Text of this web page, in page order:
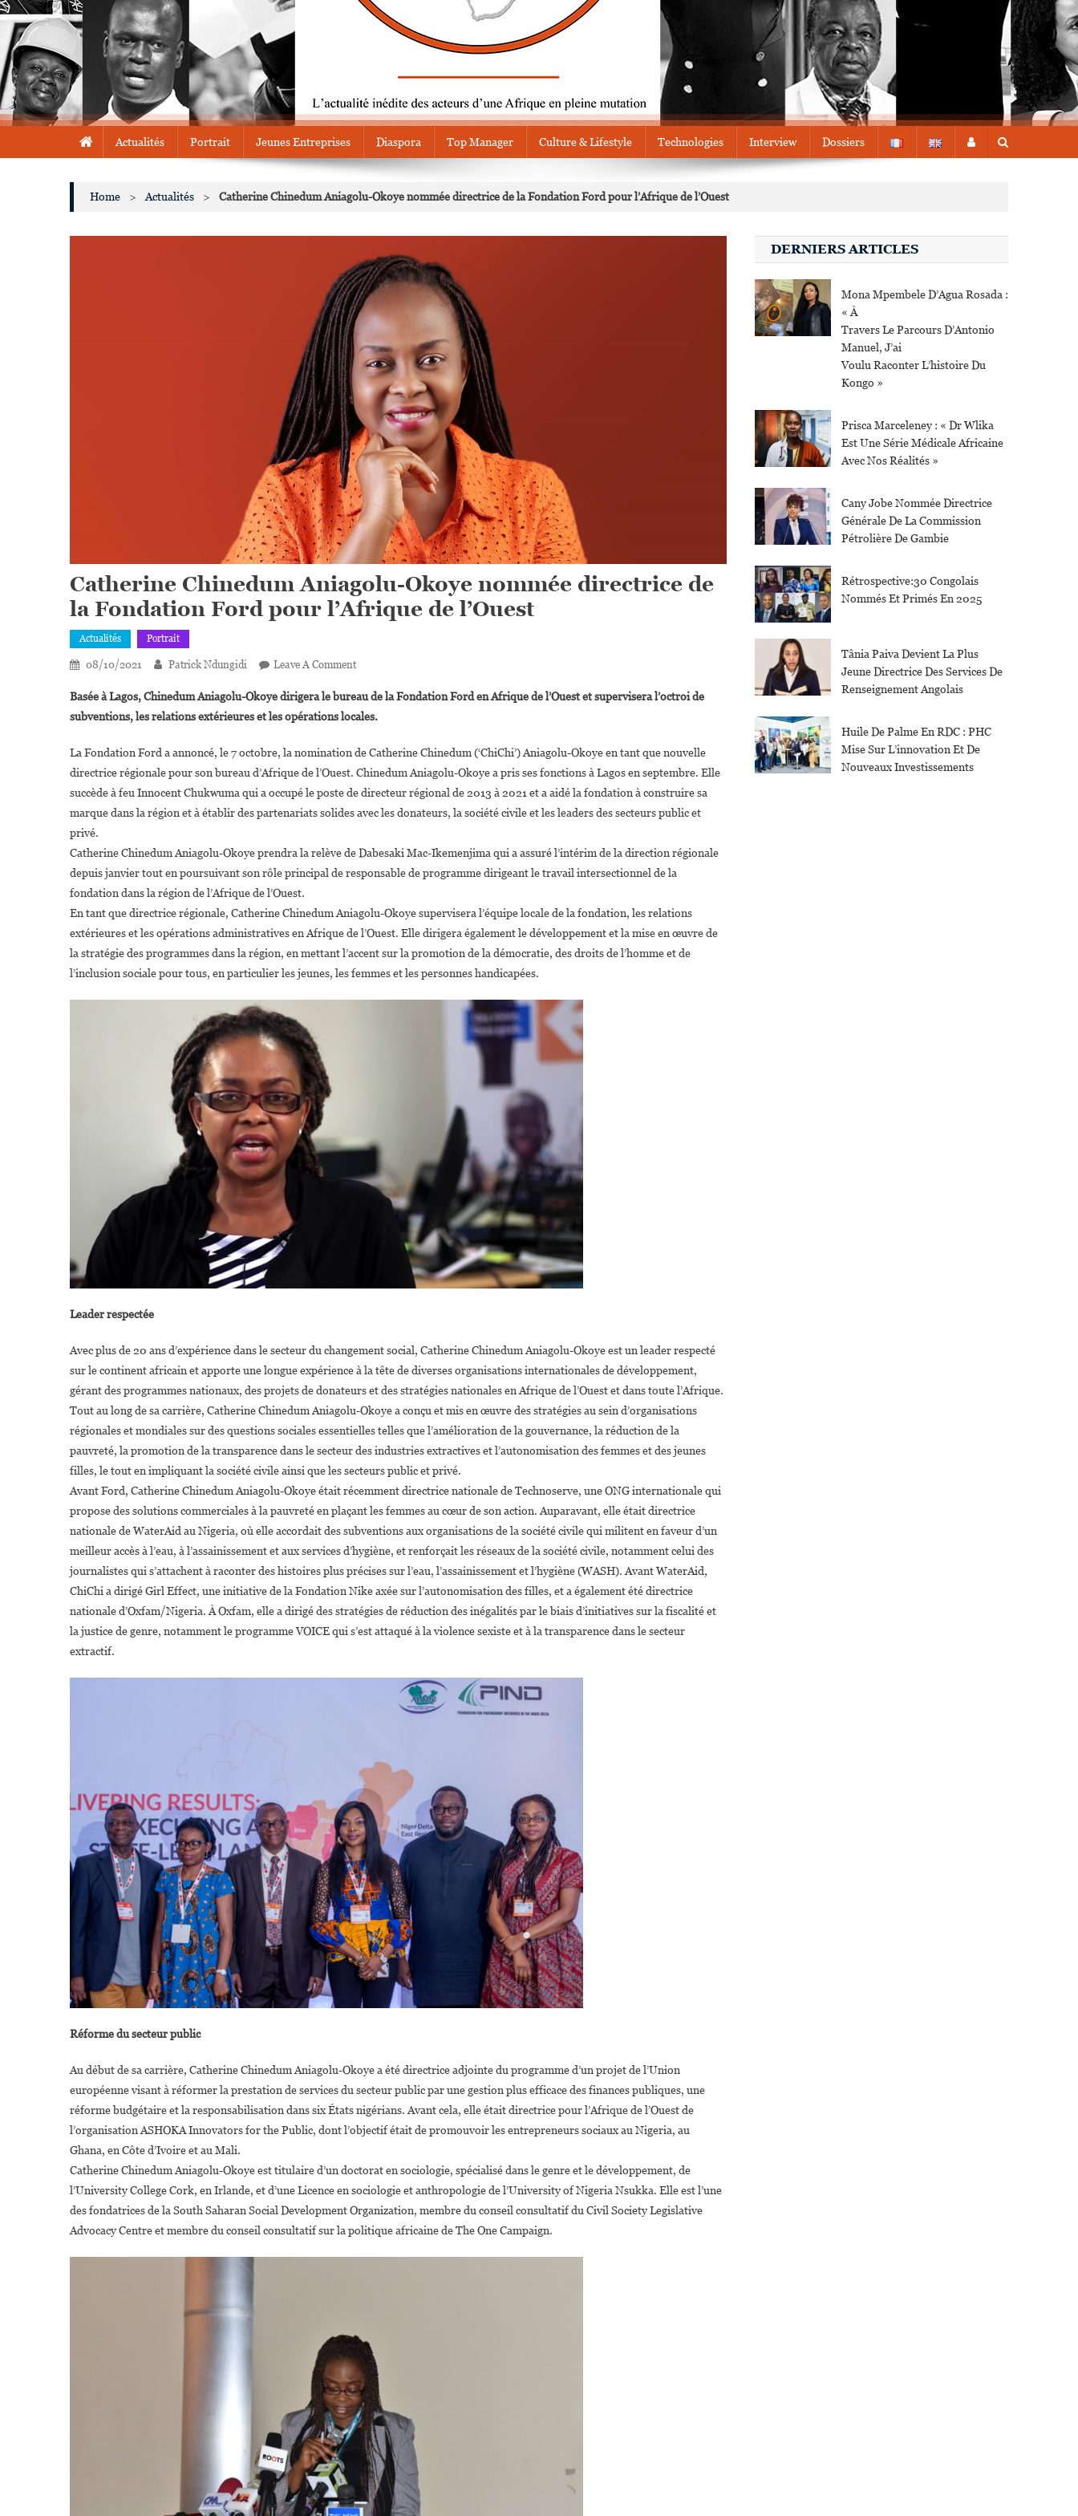
Actualités Portrait Jeunes Entreprises Diaspora Top Manager Culture & Lifestyle Technologies Interview Dossiers
Home > Actualités > Catherine Chinedum Aniagolu-Okoye nommée directrice de la Fondation Ford pour l’Afrique de l’Ouest
Catherine Chinedum Aniagolu-Okoye nommée directrice de
la Fondation Ford pour l’Afrique de l’Ouest
Actualités Portrait
08/10/2021 Patrick Ndungidi Leave A CommentOn
Chinedum
Aniagolu-
Nommée
Directrice
De
La
Ford
L’Ouest
Basée à Lagos, Chinedum Aniagolu-Okoye dirigera le bureau de la Fondation Ford en Afrique de l’Ouest et supervisera l’octroi de
subventions, les relations extérieures et les opérations locales.
La Fondation Ford a annoncé, le 7 octobre, la nomination de Catherine Chinedum (‘ChiChi’) Aniagolu-Okoye en tant que nouvelle
directrice régionale pour son bureau d’Afrique de l’Ouest. Chinedum Aniagolu-Okoye a pris ses fonctions à Lagos en septembre. Elle
succède à feu Innocent Chukwuma qui a occupé le poste de directeur régional de 2013 à 2021 et a aidé la fondation à construire sa
marque dans la région et à établir des partenariats solides avec les donateurs, la société civile et les leaders des secteurs public et
privé.
Catherine Chinedum Aniagolu-Okoye prendra la relève de Dabesaki Mac-Ikemenjima qui a assuré l’intérim de la direction régionale
depuis janvier tout en poursuivant son rôle principal de responsable de programme dirigeant le travail intersectionnel de la
fondation dans la région de l’Afrique de l’Ouest.
En tant que directrice régionale, Catherine Chinedum Aniagolu-Okoye supervisera l’équipe locale de la fondation, les relations
extérieures et les opérations administratives en Afrique de l’Ouest. Elle dirigera également le développement et la mise en œuvre de
la stratégie des programmes dans la région, en mettant l’accent sur la promotion de la démocratie, des droits de l’homme et de
l’inclusion sociale pour tous, en particulier les jeunes, les femmes et les personnes handicapées.
Leader respectée
Avec plus de 20 ans d’expérience dans le secteur du changement social, Catherine Chinedum Aniagolu-Okoye est un leader respecté
sur le continent africain et apporte une longue expérience à la tête de diverses organisations internationales de développement,
gérant des programmes nationaux, des projets de donateurs et des stratégies nationales en Afrique de l’Ouest et dans toute l’Afrique.
Tout au long de sa carrière, Catherine Chinedum Aniagolu-Okoye a conçu et mis en œuvre des stratégies au sein d’organisations
régionales et mondiales sur des questions sociales essentielles telles que l’amélioration de la gouvernance, la réduction de la
pauvreté, la promotion de la transparence dans le secteur des industries extractives et l’autonomisation des femmes et des jeunes
filles, le tout en impliquant la société civile ainsi que les secteurs public et privé.
Avant Ford, Catherine Chinedum Aniagolu-Okoye était récemment directrice nationale de Technoserve, une ONG internationale qui
propose des solutions commerciales à la pauvreté en plaçant les femmes au cœur de son action. Auparavant, elle était directrice
nationale de WaterAid au Nigeria, où elle accordait des subventions aux organisations de la société civile qui militent en faveur d’un
meilleur accès à l’eau, à l’assainissement et aux services d’hygiène, et renforçait les réseaux de la société civile, notamment celui des
journalistes qui s’attachent à raconter des histoires plus précises sur l’eau, l’assainissement et l’hygiène (WASH). Avant WaterAid,
ChiChi a dirigé Girl Effect, une initiative de la Fondation Nike axée sur l’autonomisation des filles, et a également été directrice
nationale d’Oxfam/Nigeria. À Oxfam, elle a dirigé des stratégies de réduction des inégalités par le biais d’initiatives sur la fiscalité et
la justice de genre, notamment le programme VOICE qui s’est attaqué à la violence sexiste et à la transparence dans le secteur
extractif.
Réforme du secteur public
Au début de sa carrière, Catherine Chinedum Aniagolu-Okoye a été directrice adjointe du programme d’un projet de l’Union
européenne visant à réformer la prestation de services du secteur public par une gestion plus efficace des finances publiques, une
réforme budgétaire et la responsabilisation dans six États nigérians. Avant cela, elle était directrice pour l’Afrique de l’Ouest de
l’organisation ASHOKA Innovators for the Public, dont l’objectif était de promouvoir les entrepreneurs sociaux au Nigeria, au
Ghana, en Côte d’Ivoire et au Mali.
Catherine Chinedum Aniagolu-Okoye est titulaire d’un doctorat en sociologie, spécialisé dans le genre et le développement, de
l’University College Cork, en Irlande, et d’une Licence en sociologie et anthropologie de l’University of Nigeria Nsukka. Elle est l’une
des fondatrices de la South Saharan Social Development Organization, membre du conseil consultatif du Civil Society Legislative
Advocacy Centre et membre du conseil consultatif sur la politique africaine de The One Campaign.
DERNIERS ARTICLES
Mona Mpembele D’Agua Rosada :
« À
Travers Le Parcours D’Antonio
Manuel, J’ai
Voulu Raconter L’histoire Du
Kongo »
Prisca Marceleney : « Dr Wlika
Est Une Série Médicale Africaine
Avec Nos Réalités »
Cany Jobe Nommée Directrice
Générale De La Commission
Pétrolière De Gambie
Rétrospective:30 Congolais
Nommés Et Primés En 2025
Tânia Paiva Devient La Plus
Jeune Directrice Des Services De
Renseignement Angolais
Huile De Palme En RDC : PHC
Mise Sur L’innovation Et De
Nouveaux Investissements